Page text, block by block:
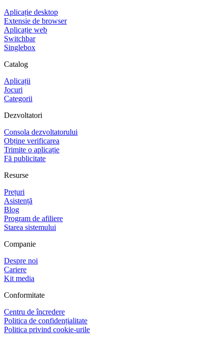
Aplicație desktop
Extensie de browser
Aplicație web
Switchbar
Singlebox
Catalog
Aplicații
Jocuri
Categorii
Dezvoltatori
Consola dezvoltatorului
Obține verificarea
Trimite o aplicație
Fă publicitate
Resurse
Prețuri
Asistență
Blog
Program de afiliere
Starea sistemului
Companie
Despre noi
Cariere
Kit media
Conformitate
Centru de încredere
Politica de confidențialitate
Politica privind cookie-urile